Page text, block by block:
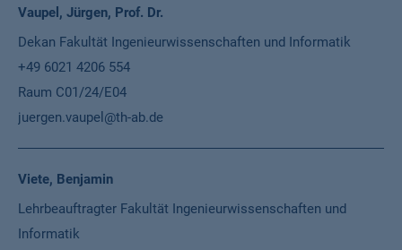
Vaupel, Jürgen, Prof. Dr.
Dekan Fakultät Ingenieurwissenschaften und Informatik
+49 6021 4206 554
Raum C01/24/E04
juergen.vaupel@th-ab.de
Viete, Benjamin
Lehrbeauftragter Fakultät Ingenieurwissenschaften und
Informatik